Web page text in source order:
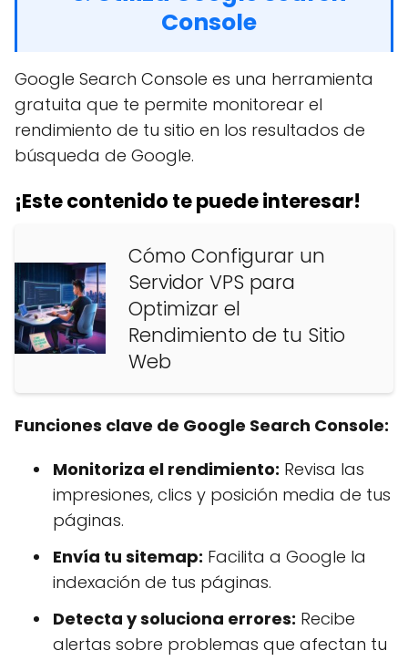
Console
Google Search Console es una herramienta
gratuita que te permite monitorear el
rendimiento de tu sitio en los resultados de
búsqueda de Google.
¡Este contenido te puede interesar!
Cómo Configurar un
Servidor VPS para
Optimizar el
Rendimiento de tu Sitio
Web
Funciones clave de Google Search Console:
Monitoriza el rendimiento: Revisa las
impresiones, clics y posición media de tus
páginas.
Envía tu sitemap: Facilita a Google la
indexación de tus páginas.
Detecta y soluciona errores: Recibe
alertas sobre problemas que afectan tu